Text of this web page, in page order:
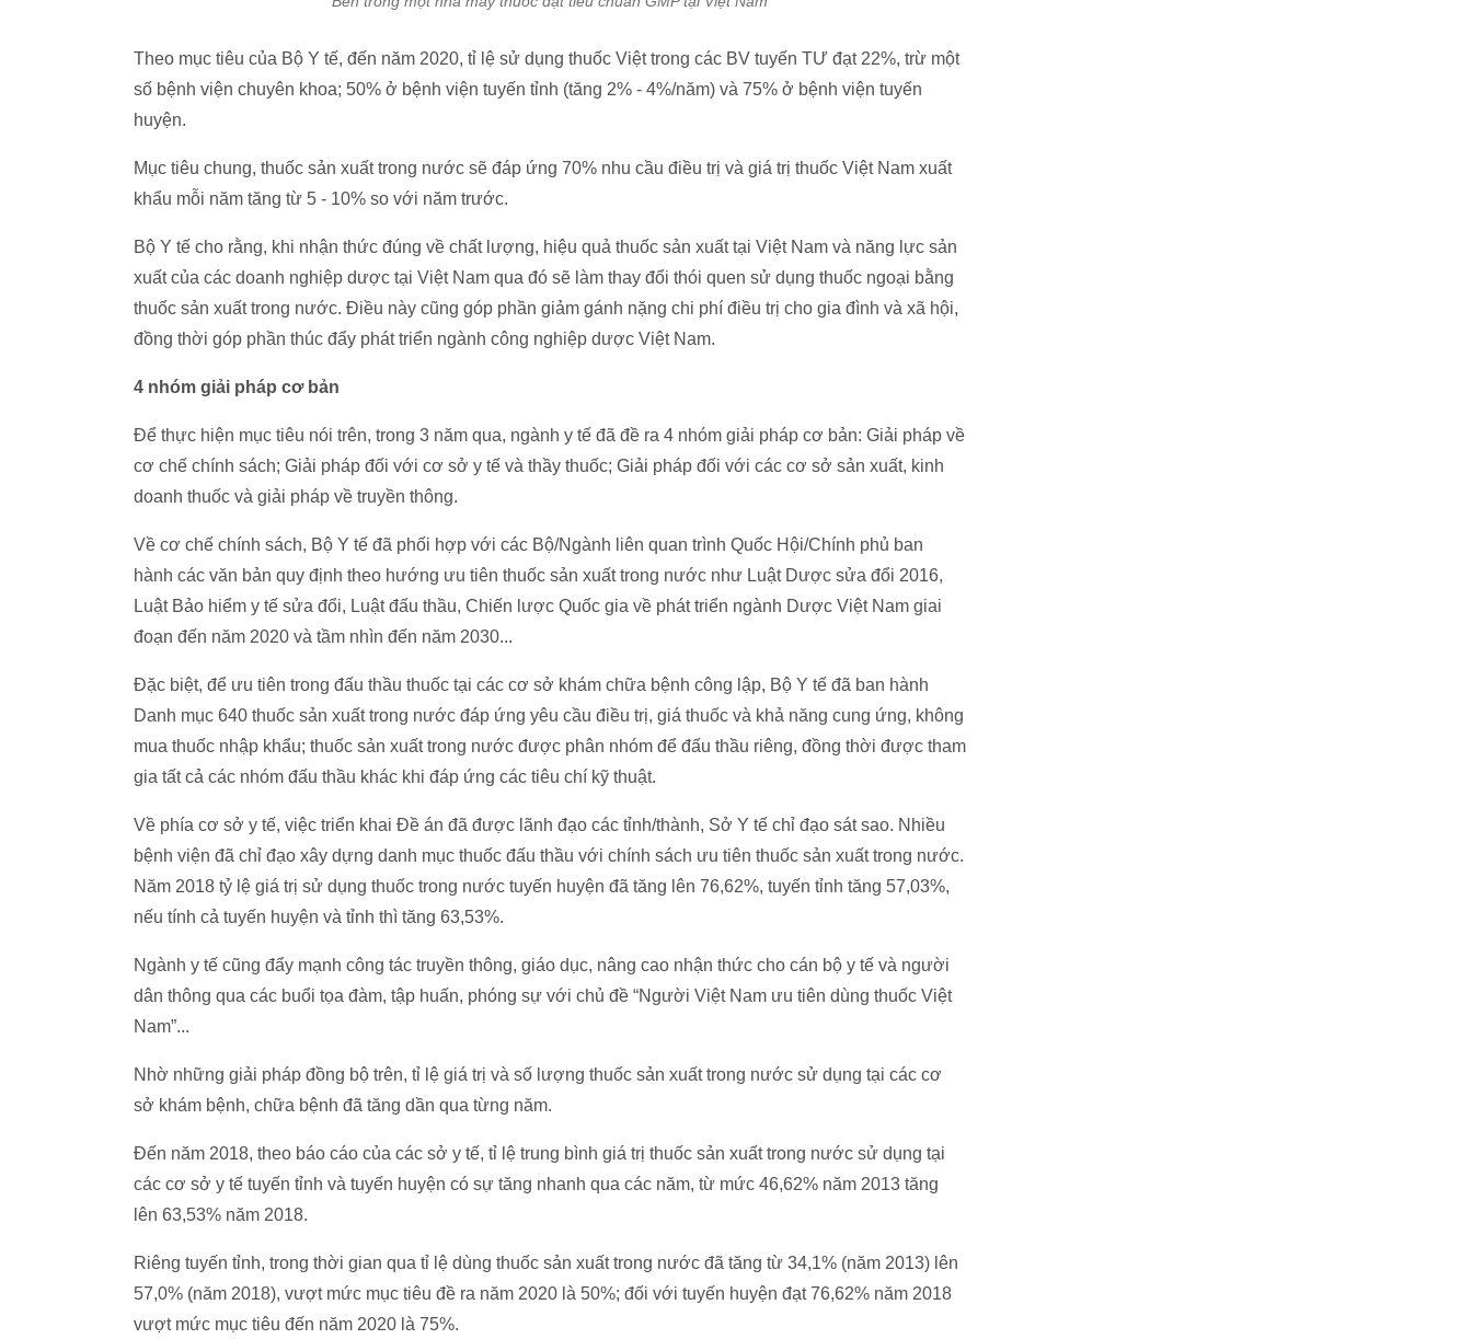
Theo mục tiêu của Bộ Y tế, đến năm 2020, tỉ lệ sử dụng thuốc Việt trong các BV tuyến TƯ đạt 22%, trừ một
số bệnh viện chuyên khoa; 50% ở bệnh viện tuyến tỉnh (tăng 2% - 4%/năm) và 75% ở bệnh viện tuyến
huyện.
Mục tiêu chung, thuốc sản xuất trong nước sẽ đáp ứng 70% nhu cầu điều trị và giá trị thuốc Việt Nam xuất
khẩu mỗi năm tăng từ 5 - 10% so với năm trước.
Bộ Y tế cho rằng, khi nhận thức đúng về chất lượng, hiệu quả thuốc sản xuất tại Việt Nam và năng lực sản
xuất của các doanh nghiệp dược tại Việt Nam qua đó sẽ làm thay đổi thói quen sử dụng thuốc ngoại bằng
thuốc sản xuất trong nước. Điều này cũng góp phần giảm gánh nặng chi phí điều trị cho gia đình và xã hội,
đồng thời góp phần thúc đẩy phát triển ngành công nghiệp dược Việt Nam.
4 nhóm giải pháp cơ bản
Để thực hiện mục tiêu nói trên, trong 3 năm qua, ngành y tế đã đề ra 4 nhóm giải pháp cơ bản: Giải pháp về
cơ chế chính sách; Giải pháp đối với cơ sở y tế và thầy thuốc; Giải pháp đối với các cơ sở sản xuất, kinh
doanh thuốc và giải pháp về truyền thông.
Về cơ chế chính sách, Bộ Y tế đã phối hợp với các Bộ/Ngành liên quan trình Quốc Hội/Chính phủ ban
hành các văn bản quy định theo hướng ưu tiên thuốc sản xuất trong nước như Luật Dược sửa đổi 2016,
Luật Bảo hiểm y tế sửa đổi, Luật đấu thầu, Chiến lược Quốc gia về phát triển ngành Dược Việt Nam giai
đoạn đến năm 2020 và tầm nhìn đến năm 2030...
Đặc biệt, để ưu tiên trong đấu thầu thuốc tại các cơ sở khám chữa bệnh công lập, Bộ Y tế đã ban hành
Danh mục 640 thuốc sản xuất trong nước đáp ứng yêu cầu điều trị, giá thuốc và khả năng cung ứng, không
mua thuốc nhập khẩu; thuốc sản xuất trong nước được phân nhóm để đấu thầu riêng, đồng thời được tham
gia tất cả các nhóm đấu thầu khác khi đáp ứng các tiêu chí kỹ thuật.
Về phía cơ sở y tế, việc triển khai Đề án đã được lãnh đạo các tỉnh/thành, Sở Y tế chỉ đạo sát sao. Nhiều
bệnh viện đã chỉ đạo xây dựng danh mục thuốc đấu thầu với chính sách ưu tiên thuốc sản xuất trong nước.
Năm 2018 tỷ lệ giá trị sử dụng thuốc trong nước tuyến huyện đã tăng lên 76,62%, tuyến tỉnh tăng 57,03%,
nếu tính cả tuyến huyện và tỉnh thì tăng 63,53%.
Ngành y tế cũng đẩy mạnh công tác truyền thông, giáo dục, nâng cao nhận thức cho cán bộ y tế và người
dân thông qua các buổi tọa đàm, tập huấn, phóng sự với chủ đề “Người Việt Nam ưu tiên dùng thuốc Việt
Nam”...
Nhờ những giải pháp đồng bộ trên, tỉ lệ giá trị và số lượng thuốc sản xuất trong nước sử dụng tại các cơ
sở khám bệnh, chữa bệnh đã tăng dần qua từng năm.
Đến năm 2018, theo báo cáo của các sở y tế, tỉ lệ trung bình giá trị thuốc sản xuất trong nước sử dụng tại
các cơ sở y tế tuyến tỉnh và tuyến huyện có sự tăng nhanh qua các năm, từ mức 46,62% năm 2013 tăng
lên 63,53% năm 2018.
Riêng tuyến tỉnh, trong thời gian qua tỉ lệ dùng thuốc sản xuất trong nước đã tăng từ 34,1% (năm 2013) lên
57,0% (năm 2018), vượt mức mục tiêu đề ra năm 2020 là 50%; đối với tuyến huyện đạt 76,62% năm 2018
vượt mức mục tiêu đến năm 2020 là 75%.